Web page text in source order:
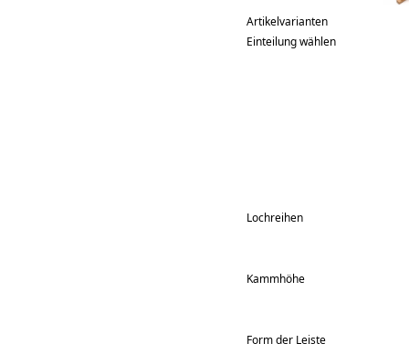
Artikelvarianten
Einteilung wählen
Lochreihen
Kammhöhe
Form der Leiste